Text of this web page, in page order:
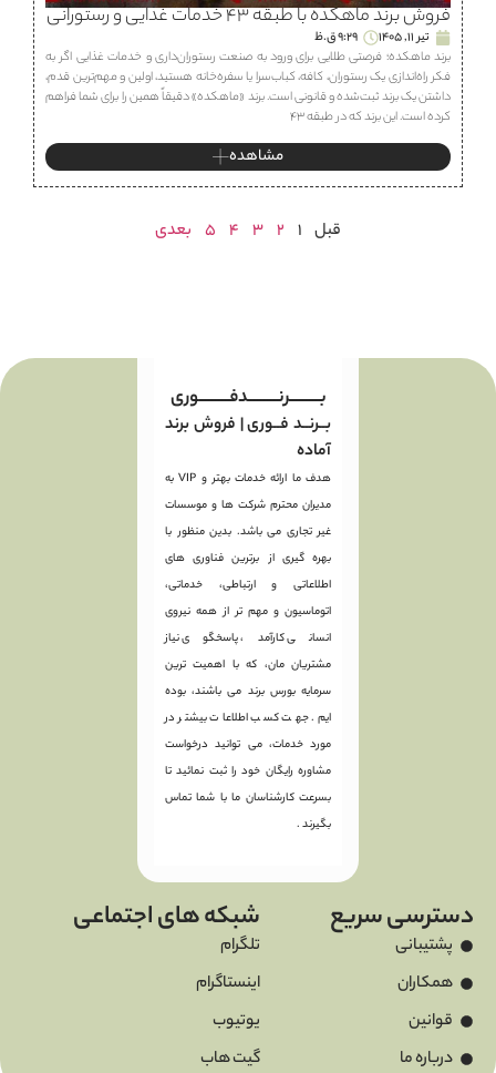
فروش برند ماهكده با طبقه ۴۳ خدمات غذایی و رستورانی
تیر 11, 1405
9:29 ق.ظ
برند ماهكده؛ فرصتی طلایی برای ورود به صنعت رستوران‌داری و خدمات غذایی اگر به
فکر راه‌اندازی یک رستوران، كافه، كباب‌سرا یا سفره‌خانه هستید، اولین و مهم‌ترین قدم،
داشتن یک برند ثبت‌شده و قانونی است. برند «ماهكده» دقیقاً همین را برای شما فراهم
کرده است. این برند که در طبقه ۴۳
مشاهده
قبل 1
2
3
4
5 بعدی
بـــــــــرنـــــــــدفـــــــــوری
بــرنــد فــوری | فروش برند
آماده
هدف ما ارائه خدمات بهتر و VIP به
مدیران محترم شرکت ها و موسسات
غیر تجاری می باشد. بدین منظور با
بهره گیری از برترین فناوری های
اطلاعاتی و ارتباطی، خدماتی،
اتوماسیون و مهم تر از همه نیروی
انسانی کارآمد، پاسخگوی نیاز
مشتریان مان، که با اهمیت ترین
سرمایه بورس برند می باشند، بوده
ایم. جهت کسب اطلاعات بیشتر در
مورد خدمات، می توانید درخواست
مشاوره رایگان خود را ثبت نمائید تا
بسرعت کارشناسان ما با شما تماس
بگیرند .
دسترسی سریع
پشتیبانی
همکاران
قوانین
درباره ما
شبکه های اجتماعی
تلگرام
اینستاگرام
یوتیوب
گیت هاب